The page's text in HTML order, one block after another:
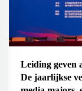
Leiding geven
De jaarlijkse